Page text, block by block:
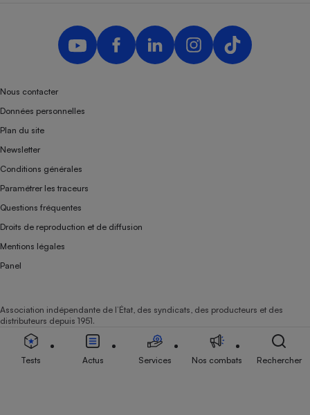
Nous contacter
Données personnelles
Plan du site
Newsletter
Conditions générales
Paramétrer les traceurs
Questions fréquentes
Droits de reproduction et de diffusion
Mentions légales
Panel
Association indépendante de l’État, des syndicats, des producteurs et des
distributeurs depuis 1951.
Tests Actus Services Nos combats Rechercher